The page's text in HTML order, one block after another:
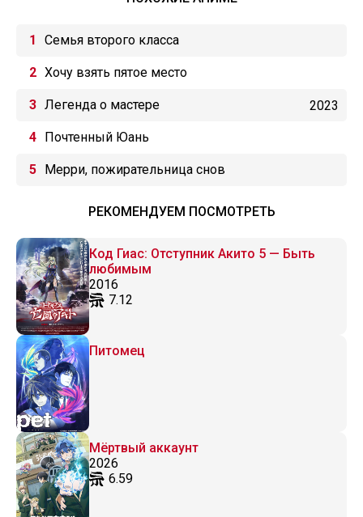
Семья второго класса
Хочу взять пятое место
Легенда о мастере 2023
Почтенный Юань
Мерри, пожирательница снов
РЕКОМЕНДУЕМ ПОСМОТРЕТЬ
Код Гиас: Отступник Акито 5 — Быть
любимым
2016
7.12
Питомец
Мёртвый аккаунт
2026
6.59